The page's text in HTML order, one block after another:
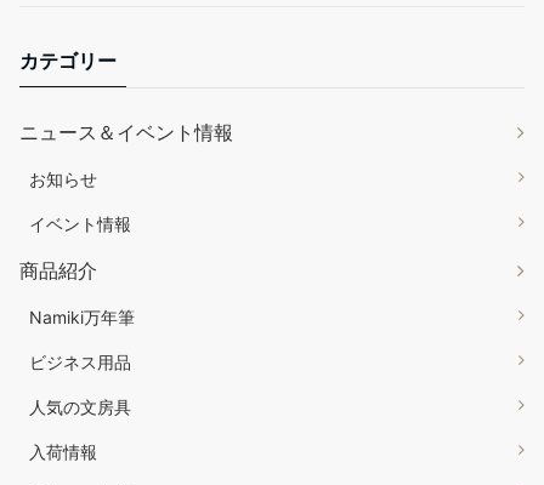
カテゴリー
ニュース＆イベント情報
お知らせ
イベント情報
商品紹介
Namiki万年筆
ビジネス用品
人気の文房具
入荷情報